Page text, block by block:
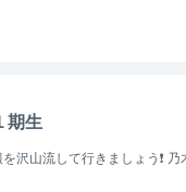
期生
沢山流して行きましょう❗